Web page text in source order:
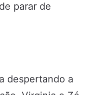
parar de
despertando a